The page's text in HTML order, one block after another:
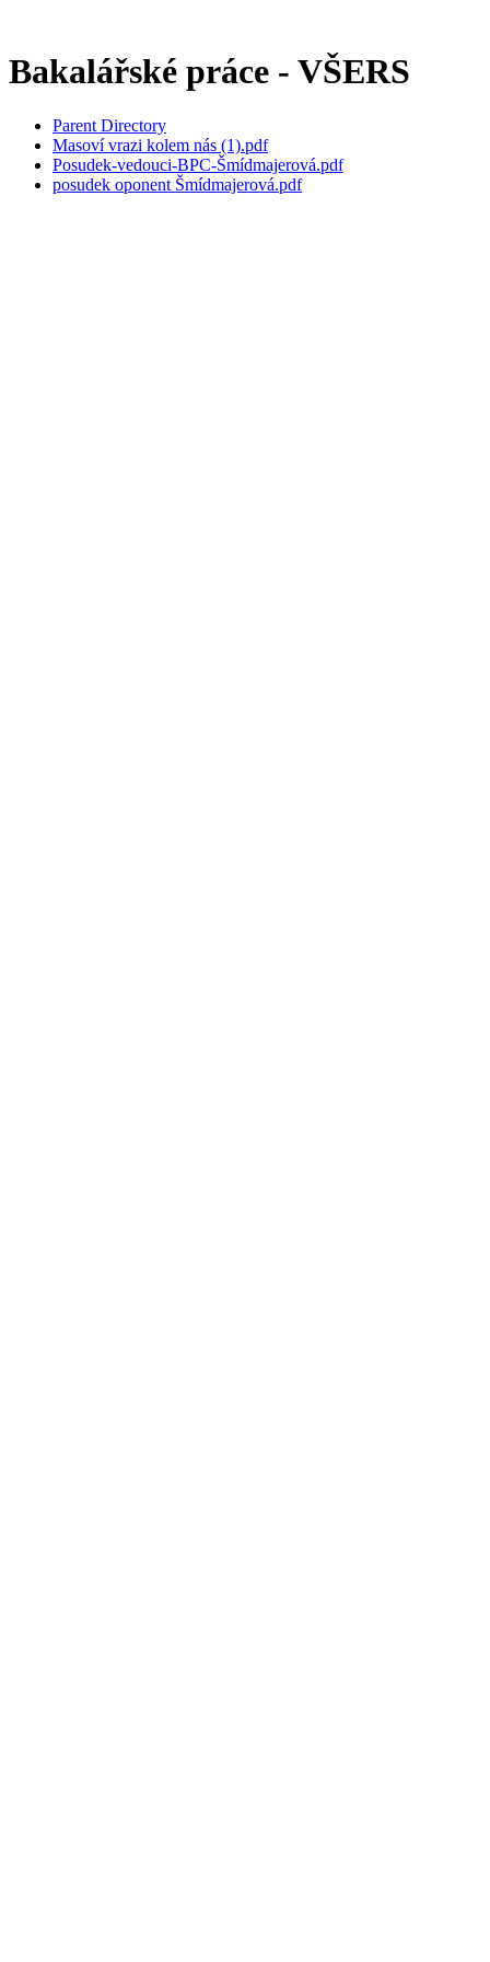
Bakalářské práce - VŠERS
Parent Directory
Masoví vrazi kolem nás (1).pdf
Posudek-vedouci-BPC-Šmídmajerová.pdf
posudek oponent Šmídmajerová.pdf